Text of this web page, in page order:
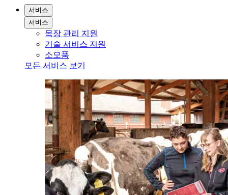
서비스
서비스
목장 관리 지원
기술 서비스 지원
소모품
모든 서비스 보기